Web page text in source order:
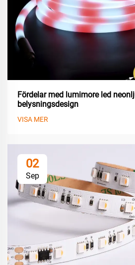
Fördelar med lumimore led
belysningsdesign
VISA MER
02
Sep